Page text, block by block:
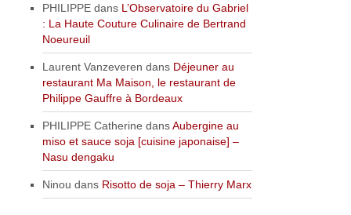
PHILIPPE dans L’Observatoire du Gabriel
: La Haute Couture Culinaire de Bertrand
Noeureuil
Laurent Vanzeveren dans Déjeuner au
restaurant Ma Maison, le restaurant de
Philippe Gauffre à Bordeaux
PHILIPPE Catherine dansAubergine au
miso et sauce soja [cuisine japonaise] –
Nasu dengaku
Ninou dans Risotto de soja – Thierry Marx